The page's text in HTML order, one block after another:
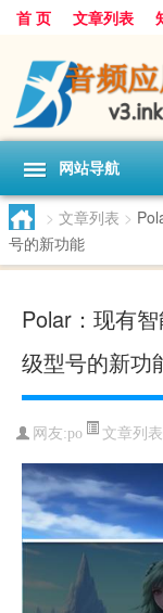
首 页 文章列表
网站导航
> 文章列表 >
号的新功能
Polar：现有
级型号的新功
网友:po 文章列表